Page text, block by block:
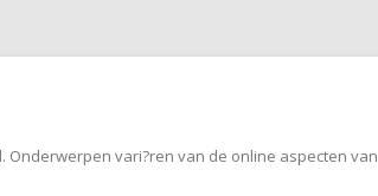
Onderwerpen vari?ren van de online aspecten van